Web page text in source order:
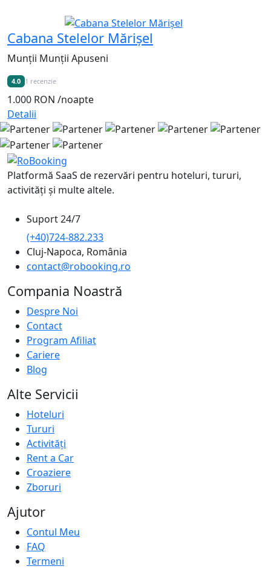
Cabana Stelelor Mărișel
Munții Munții Apuseni
4.0 1 recenzie
1.000 RON /noapte
Detalii
Platformă SaaS de rezervări pentru hoteluri, tururi,
activități și multe altele.
Suport 24/7
(+40)724-882.233
Cluj-Napoca, România
contact@robooking.ro
Compania Noastră
Despre Noi
Contact
Program Afiliat
Cariere
Blog
Alte Servicii
Hoteluri
Tururi
Activități
Rent a Car
Croaziere
Zboruri
Ajutor
Contul Meu
FAQ
Termeni